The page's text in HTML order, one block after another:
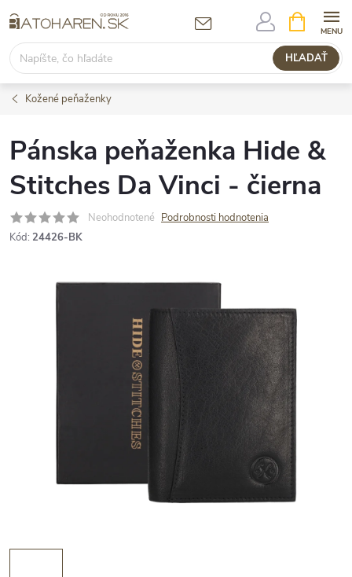
na
obsah
HĽADAŤ
KOŠÍK
Kožené peňaženky
Pánska peňaženka Hide &
Stitches Da Vinci - čierna
Neohodnotené Podrobnosti hodnotenia
Kód: 24426-BK